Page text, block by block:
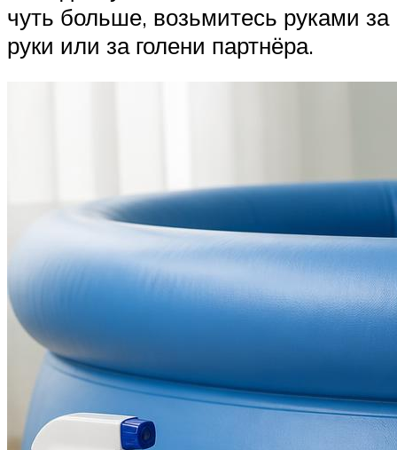
чуть больше, возьмитесь руками за
руки или за голени партнёра.